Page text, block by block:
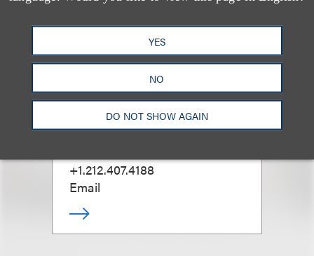
YES
NO
DO NOT SHOW AGAIN
Amanda A.
Rottermund
+1.212.407.4188
Email